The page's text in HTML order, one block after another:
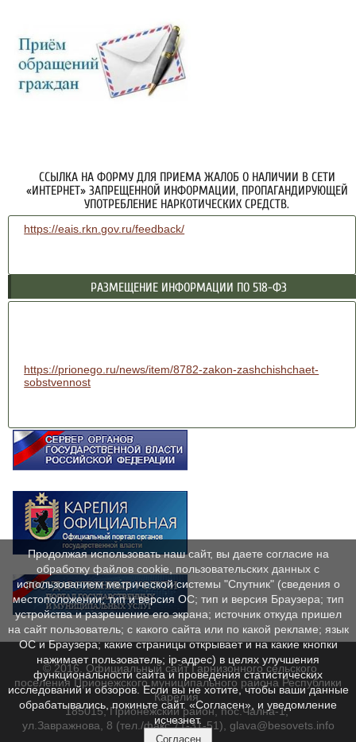
ССЫЛКА НА ФОРМУ ДЛЯ ПРИЕМА ЖАЛОБ О НАЛИЧИИ В СЕТИ
«ИНТЕРНЕТ» ЗАПРЕЩЕННОЙ ИНФОРМАЦИИ, ПРОПАГАНДИРУЮЩЕЙ
УПОТРЕБЛЕНИЕ НАРКОТИЧЕСКИХ СРЕДСТВ.
https://eais.rkn.gov.ru/feedback/
РАЗМЕЩЕНИЕ ИНФОРМАЦИИ ПО 518-ФЗ
https://prionego.ru/news/item/8782-zakon-zashchishchaet-
sobstvennost
© 2016. Официальный сайт Гарнизонного сельского
поселения Прионежского муниципального района Республики
Карелия.
185015, Прионежский район, пос.Чална-1,
ул.Завражнова, 8 (тел./факс 71-31-51), glava@besovets.info
Продолжая использовать наш сайт, вы даете согласие на
обработку файлов cookie, пользовательских данных с
использованием метрической системы "Спутник" (сведения о
местоположении; тип и версия ОС; тип и версия Браузера; тип
устройства и разрешение его экрана; источник откуда пришел
на сайт пользователь; с какого сайта или по какой рекламе; язык
ОС и Браузера; какие страницы открывает и на какие кнопки
нажимает пользователь; ip-адрес) в целях улучшения
функциональности сайта и проведения статистических
исследований и обзоров. Если вы не хотите, чтобы ваши данные
обрабатывались, покиньте сайт. «Согласен», и уведомление
исчезнет.
Согласен